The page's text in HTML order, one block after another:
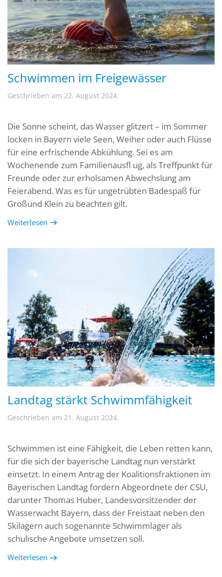
Schwimmen im Freigewässer
Geschrieben am 22. August 2024.
Die Sonne scheint, das Wasser glitzert – im Sommer
locken in Bayern viele Seen, Weiher oder auch Flüsse
für eine erfrischende Abkühlung. Sei es am
Wochenende zum Familienausfl ug, als Treffpunkt für
Freunde oder zur erholsamen Abwechslung am
Feierabend. Was es für ungetrübten Badespaß für
Großund Klein zu beachten gilt.
Weiterlesen
Landtag stärkt Schwimmfähigkeit
Geschrieben am 21. August 2024.
Schwimmen ist eine Fähigkeit, die Leben retten kann,
für die sich der bayerische Landtag nun verstärkt
einsetzt. In einem Antrag der Koalitionsfraktionen im
Bayerischen Landtag fordern Abgeordnete der CSU,
darunter Thomas Huber, Landesvorsitzender der
Wasserwacht Bayern, dass der Freistaat neben den
Skilagern auch sogenannte Schwimmlager als
schulische Angebote umsetzen soll.
Weiterlesen